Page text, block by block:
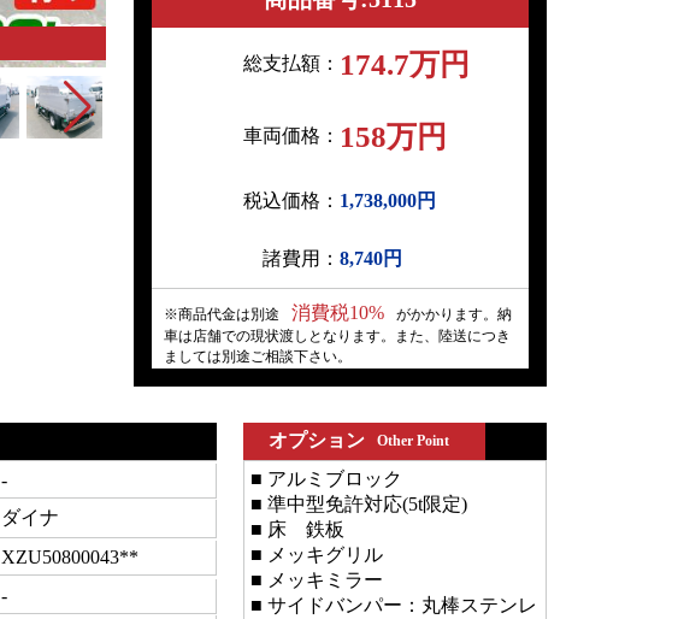
総支払額： 174.7万円
車両価格： 158万円
税込価格： 1,738,000円
諸費用：8,740円
※商品代金は別途 消費税10%
がかかります。納
車は店舗での現状渡しとなります。また、陸送につき
ましては別途ご相談下さい。
-
ダイナ
XZU50800043**
-
オプション Other Point
■ アルミブロック
■ 準中型免許対応(5t限定)
■ 床 鉄板
■ メッキグリル
■ メッキミラー
■ サイドバンパー：丸棒ステンレ